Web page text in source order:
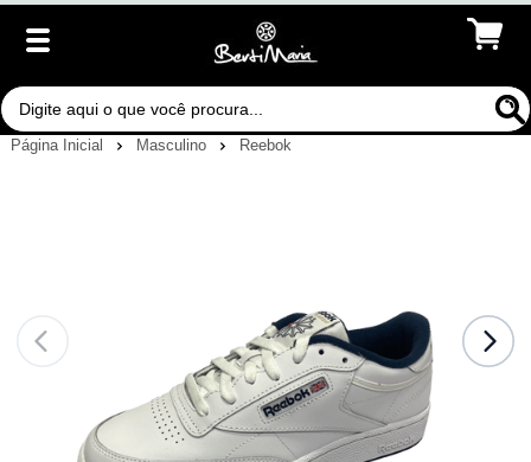
Página Inicial Masculino Reebok